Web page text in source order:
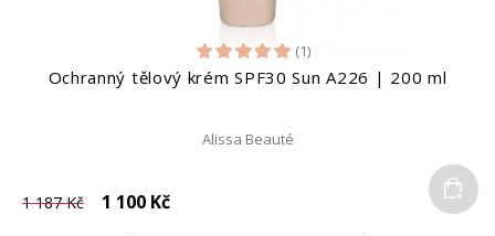
(1)
Ochranný tělový krém SPF30 Sun A226 | 200 ml
Alissa Beauté
1 187 Kč 1 100 Kč